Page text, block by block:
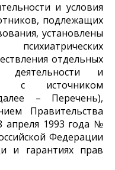
и условия
подлежащих
установлены
отдельных
деятельности и
с источником
– Перечень),
Правительства
апреля 1993 года №
Федерации
и гарантиях прав